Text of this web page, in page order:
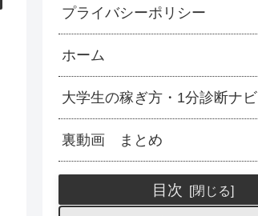
プライバシーポリシー
ホーム
大学生の稼ぎ方・1分診断ナビ
裏動画 まとめ
目次